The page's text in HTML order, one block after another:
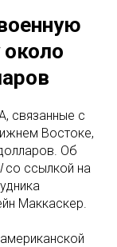
связанные с
Востоке,
Об
со ссылкой на
Маккаскер.